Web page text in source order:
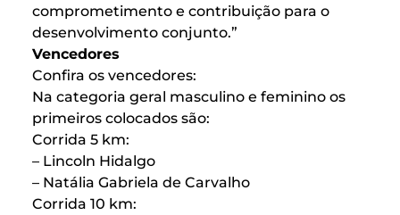
comprometimento e contribuição para o
desenvolvimento conjunto.”
Vencedores
Confira os vencedores:
Na categoria geral masculino e feminino os
primeiros colocados são:
Corrida 5 km:
– Lincoln Hidalgo
– Natália Gabriela de Carvalho
Corrida 10 km: